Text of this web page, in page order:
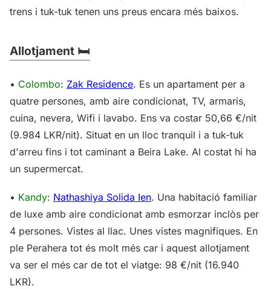
trens i tuk-tuk tenen uns preus encara més baixos.
Allotjament 🛏️
• Colombo: Zak Residence. Es un apartament per a
quatre persones, amb aire condicionat, TV, armaris,
cuina, nevera, Wifi i lavabo. Ens va costar 50,66 €/nit
(9.984 LKR/nit). Situat en un lloc tranquil i a tuk-tuk
d'arreu fins i tot caminant a Beira Lake. Al costat hi ha
un supermercat.
• Kandy: Nathashiya Solida Ien. Una habitació familiar
de luxe amb aire condicionat amb esmorzar inclòs per
4 persones. Vistes al llac. Unes vistes magnifiques. En
ple Perahera tot és molt més car i aquest allotjament
va ser el més car de tot el viatge: 98 €/nit (16.940
LKR).